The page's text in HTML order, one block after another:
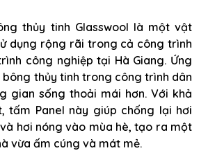
thủy tinh Glasswool là một vật
dụng rộng rãi trong cả công trình
công nghiệp tại Hà Giang. Ứng
bông thủy tinh trong công trình dân
gian sống thoải mái hơn. Với khả
tấm Panel này giúp chống lại hơi
hơi nóng vào mùa hè, tạo ra một
vừa ấm cúng và mát mẻ.